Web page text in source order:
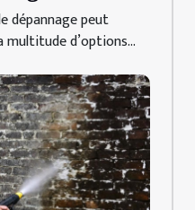
dépannage peut
multitude d’options...